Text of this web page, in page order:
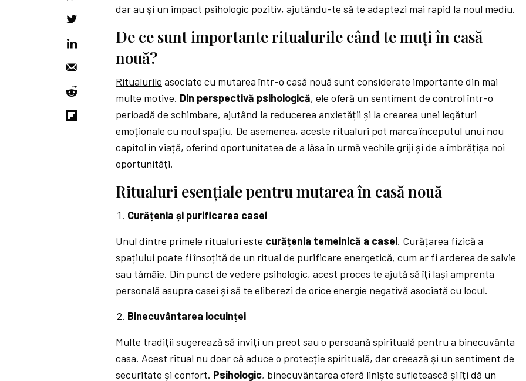
dar au și un impact psihologic pozitiv, ajutându-te să te adaptezi mai rapid la noul mediu.
De ce sunt importante ritualurile când te muți în casă
nouă?
Ritualurile asociate cu mutarea într-o casă nouă sunt considerate importante din mai
multe motive. Din perspectivă psihologică, ele oferă un sentiment de control într-o
perioadă de schimbare, ajutând la reducerea anxietății și la crearea unei legături
emoționale cu noul spațiu. De asemenea, aceste ritualuri pot marca începutul unui nou
capitol în viață, oferind oportunitatea de a lăsa în urmă vechile griji și de a îmbrățișa noi
oportunități.
Ritualuri esențiale pentru mutarea în casă nouă
Curățenia și purificarea casei
Unul dintre primele ritualuri este curățenia temeinică a casei. Curățarea fizică a
spațiului poate fi însoțită de un ritual de purificare energetică, cum ar fi arderea de salvie
sau tămâie. Din punct de vedere psihologic, acest proces te ajută să îți lași amprenta
personală asupra casei și să te eliberezi de orice energie negativă asociată cu locul.
Binecuvântarea locuinței
Multe tradiții sugerează să inviți un preot sau o persoană spirituală pentru a binecuvânta
casa. Acest ritual nu doar că aduce o protecție spirituală, dar creează și un sentiment de
securitate și confort. Psihologic, binecuvântarea oferă liniște sufletească și îți dă un